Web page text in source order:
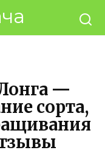
—
сорта,